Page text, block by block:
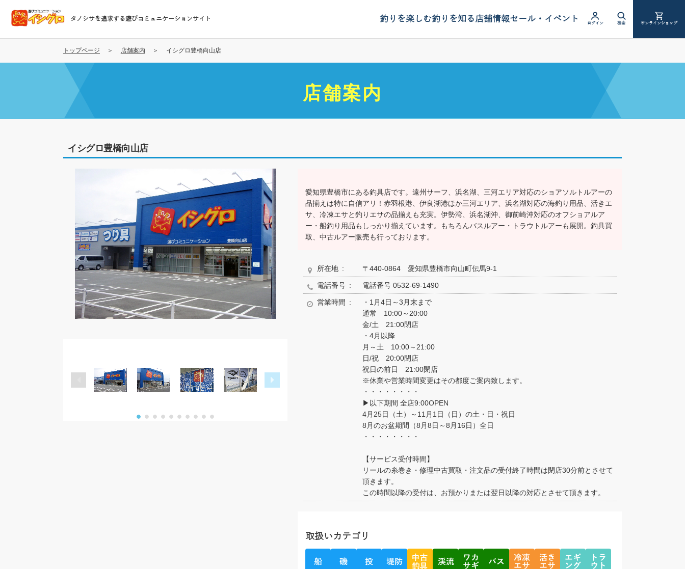
コ
テ
動
タノシサを追求する遊びコミュニケーションサイト 釣りを楽しむ釣りを知る店舗情報セール・イベント ログイン 検索 オンラインショップ
トップページ 店舗案内 イシグロ豊橋向山店
店舗案内
イシグロ豊橋向山店
愛知県豊橋市にある釣具店です。遠州サーフ、浜名湖、三河エリア対応のショアソルトルアーの
品揃えは特に自信アリ！赤羽根港、伊良湖港ほか三河エリア、浜名湖対応の海釣り用品、活きエ
サ、冷凍エサと釣りエサの品揃えも充実。伊勢湾、浜名湖沖、御前崎沖対応のオフショアルア
ー・船釣り用品もしっかり揃えています。もちろんバスルアー・トラウトルアーも展開。釣具買
取、中古ルアー販売も行っております。
所在地 〒440-0864 愛知県豊橋市向山町伝馬9-1
電話番号 電話番号 0532-69-1490
営業時間
営
業
時
間
・1月4日～3月末まで
通常 10:00～20:00
金/土 21:00閉店
・4月以降
月～土 10:00～21:00
日/祝 20:00閉店
祝日の前日 21:00閉店
※休業や営業時間変更はその都度ご案内致します。
・・・・・・・・
▶以下期間 全店9:00OPEN
4月25日（土）～11月1日（日）の土・日・祝日
8月のお盆期間（8月8日～8月16日）全日
・・・・・・・・
【サービス受付時間】
リールの糸巻き・修理中古買取・注文品の受付終了時間は閉店30分前とさせて
頂きます。
この時間以降の受付は、お預かりまたは翌日以降の対応とさせて頂きます。
取扱いカテゴリ